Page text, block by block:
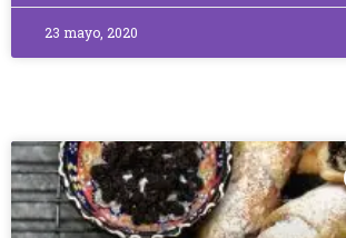
23 mayo, 2020